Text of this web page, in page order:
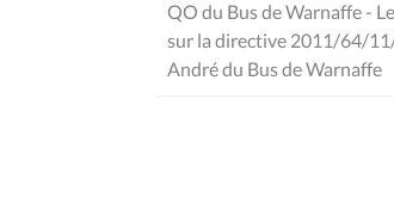
QO du Bus de Warnaffe -
sur la directive 2011/64/
André du Bus de Warnaffe